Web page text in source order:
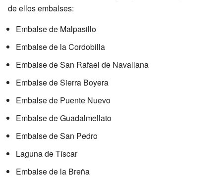
de ellos embalses:
Embalse de Malpasillo
Embalse de la Cordobilla
Embalse de San Rafael de Navallana
Embalse de Sierra Boyera
Embalse de Puente Nuevo
Embalse de Guadalmellato
Embalse de San Pedro
Laguna de Tíscar
Embalse de la Breña